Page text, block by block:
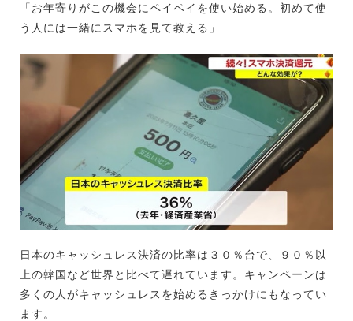
「お年寄りがこの機会にペイペイを使い始める。初めて使
う人には一緒にスマホを見て教える」
日本のキャッシュレス決済の比率は３０％台で、９０％以
上の韓国など世界と比べて遅れています。キャンペーンは
多くの人がキャッシュレスを始めるきっかけにもなってい
ます。